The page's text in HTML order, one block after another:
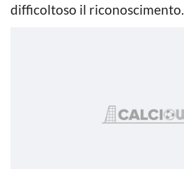
difficoltoso il riconoscimento.